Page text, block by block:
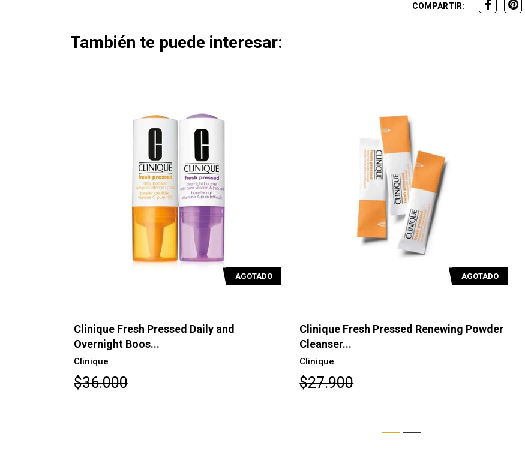
COMPARTIR:
También te puede interesar:
AGOTADO
Clinique Fresh Pressed Daily and
Overnight Boos...
Clinique
$36.000
AGOTADO
Clinique Fresh Pressed Renewing Powder
Cleanser...
Clinique
$27.900